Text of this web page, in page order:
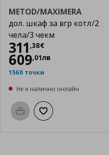
с любими
METOD/MAXIMERA
дол. шкаф за вгр котл/2
чела/3 чекм
311 ,38€
Цена
609,01лв
1560 точки
Не е налично онлайн
Προσθήκη στο καλάθι
Добави към